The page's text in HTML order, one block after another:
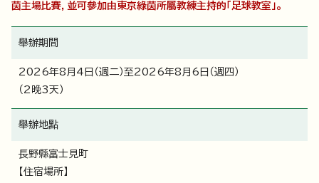
茵主場比賽，並可參加由東京綠茵所屬教練主持的「足球教室」。
舉辦期間
2026年8月4日（週二）至2026年8月6日（週四）
（2晚3天）
舉辦地點
長野縣富士見町
【住宿場所】